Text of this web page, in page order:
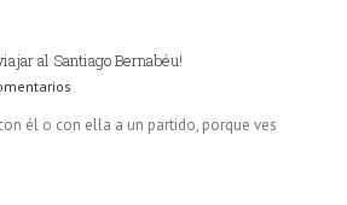
al Santiago Bernabéu!
él o con ella a un partido, porque ves